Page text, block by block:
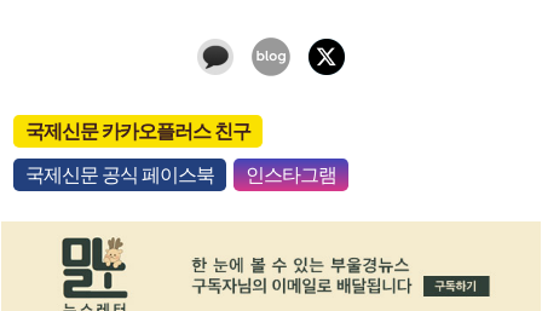
국제신문 카카오플러스 친구
국제신문 공식 페이스북 인스타그램